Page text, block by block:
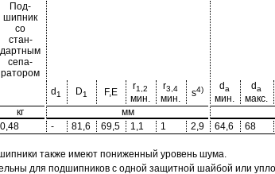
Под-
шипник
со
стан-
дартным
сепа-
ратором
d1 D1 F,E
r1,2
мин.
r3,4
мин.
s4) da
мин.
da
макс.
кг мм
0,48 - 81,6 69,5 1,1 1 2,9 64,6 68
также имеют пониженный уровень шума.
для подшипников с одной защитной шайбой или